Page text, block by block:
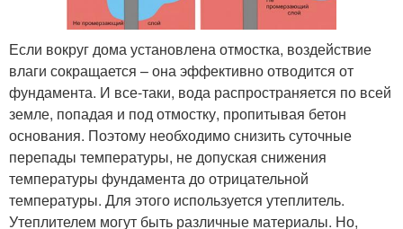
Если вокруг дома установлена отмостка, воздействие
влаги сокращается – она эффективно отводится от
фундамента. И все-таки, вода распространяется по всей
земле, попадая и под отмостку, пропитывая бетон
основания. Поэтому необходимо снизить суточные
перепады температуры, не допуская снижения
температуры фундамента до отрицательной
температуры. Для этого используется утеплитель.
Утеплителем могут быть различные материалы. Но,